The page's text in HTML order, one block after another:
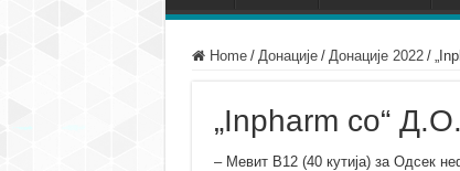
Home / Донације / Донације 2022 /
„Inpharm co“
– Мевит B12 (40 кутија) за Одсек